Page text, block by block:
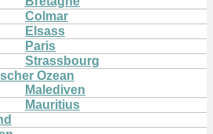
Colmar
Elsass
Paris
Strassbourg
Ozean
Malediven
Mauritius